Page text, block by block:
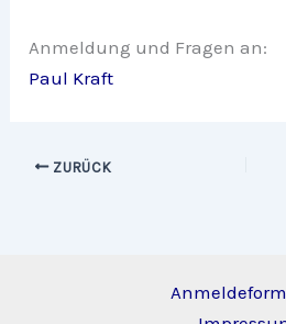
Anmeldung und Fragen an:
Paul Kraft
ZURÜCK